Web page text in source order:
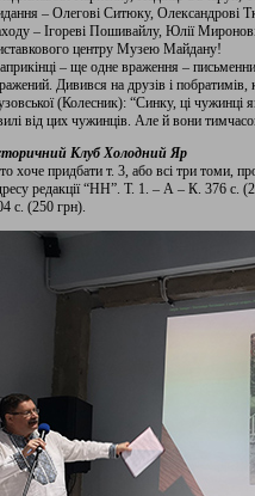
– Олегові Ситюку, Олександрові
– Ігореві Пошивайлу, Юлії
центру Музею Майдану!
– ще одне враження –
Дивився на друзів і побратимів,
(Колесник): “Синку, ці чужинці
від цих чужинців. Але й вони
Клуб Холодний Яр
хоче придбати т. 3, або всі три томи,
редакції “НН”. Т. 1. – А – К. 376 с.
с. (250 грн).